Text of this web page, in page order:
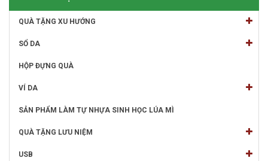
QUÀ TẶNG XU HƯỚNG
SỔ DA
HỘP ĐỰNG QUÀ
VÍ DA
SẢN PHẨM LÀM TỰ NHỰA SINH HỌC LÚA MÌ
QUÀ TẶNG LƯU NIỆM
USB